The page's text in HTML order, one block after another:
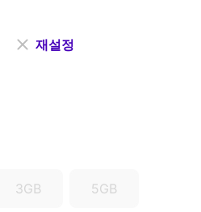
3GB 5GB
재설정